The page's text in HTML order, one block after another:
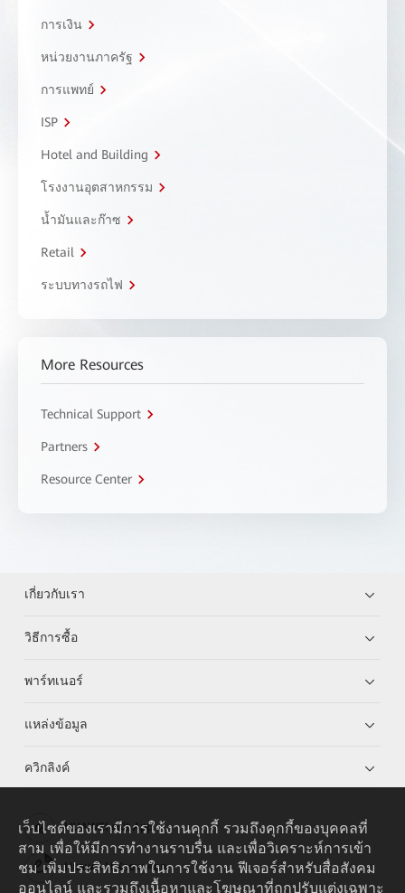
การเงิน
หน่วยงานภาครัฐ
การแพทย์
ISP
Hotel and Building
โรงงานอุตสาหกรรม
น้ำมันและก๊าซ
Retail
ระบบทางรถไฟ
More Resources
Technical Support
Partners
Resource Center
เกี่ยวกับเรา
วิธีการซื้อ
พาร์ทเนอร์
แหล่งข้อมูล
ควิกลิงค์
HUAWEI eKit App
Huawei HiKnow App
เว็บไซต์ของเรามีการใช้งานคุกกี้ รวมถึงคุกกี้ของบุคคลที่
สาม เพื่อให้มีการทำงานราบรื่น และเพื่อวิเคราะห์การเข้า
ชม เพิ่มประสิทธิภาพในการใช้งาน ฟีเจอร์สำหรับสื่อสังคม
ออนไลน์ และรวมถึงเนื้อหาและโฆษณาที่ถูกปรับแต่งเฉพาะ